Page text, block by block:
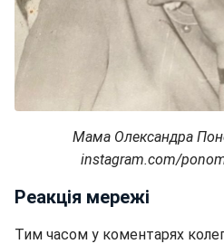
Мама Олександра
instagram.com/
Реакція мережі
Тим часом у коментарях